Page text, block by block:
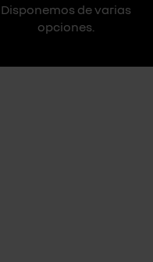
Disponemos de varias
opciones.